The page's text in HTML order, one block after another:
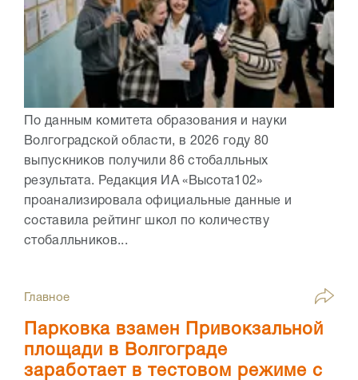
По данным комитета образования и науки
Волгоградской области, в 2026 году 80
выпускников получили 86 стобалльных
результата. Редакция ИА «Высота102»
проанализировала официальные данные и
составила рейтинг школ по количеству
стобалльников...
Главное
Парковка взамен Привокзальной
площади в Волгограде
заработает в тестовом режиме с